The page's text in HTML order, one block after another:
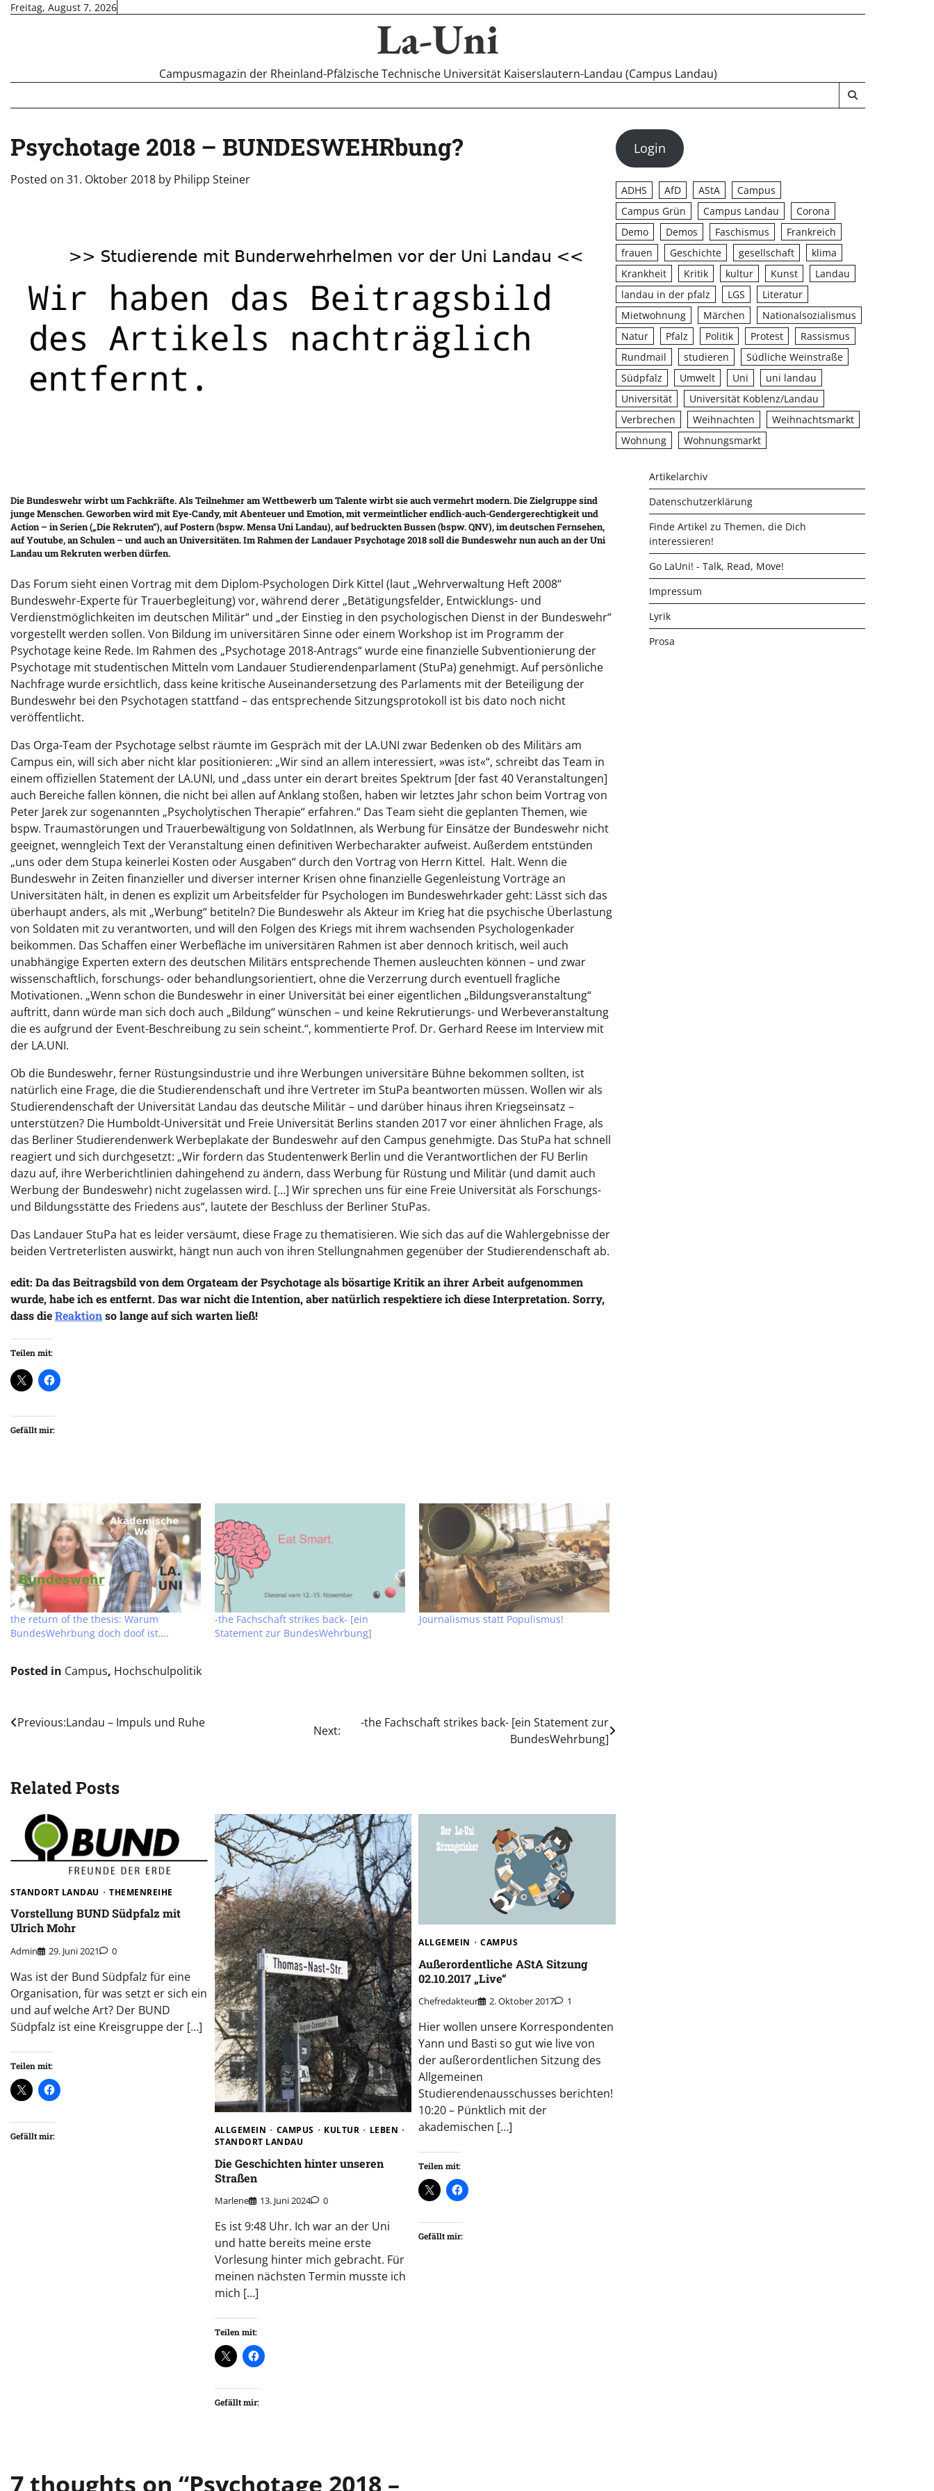
SkipFreitag, August 7, 2026
La-Uni
Campusmagazin der Rheinland-Pfälzische Technische Universität Kaiserslautern-Landau (Campus Landau)
Psychotage 2018 – BUNDESWEHRbung?
Posted on 31. Oktober 2018 by Philipp Steiner
Die Bundeswehr wirbt um Fachkräfte. Als Teilnehmer am Wettbewerb um Talente wirbt sie auch vermehrt modern. Die Zielgruppe sind
junge Menschen. Geworben wird mit Eye-Candy, mit Abenteuer und Emotion, mit vermeintlicher endlich-auch-Gendergerechtigkeit und
Action – in Serien („Die Rekruten“), auf Postern (bspw. Mensa Uni Landau), auf bedruckten Bussen (bspw. QNV), im deutschen Fernsehen,
auf Youtube, an Schulen – und auch an Universitäten. Im Rahmen der Landauer Psychotage 2018 soll die Bundeswehr nun auch an der Uni
Landau um Rekruten werben dürfen.
Das Forum sieht einen Vortrag mit dem Diplom-Psychologen Dirk Kittel (laut „Wehrverwaltung Heft 2008“
Bundeswehr-Experte für Trauerbegleitung) vor, während derer „Betätigungsfelder, Entwicklungs- und
Verdienstmöglichkeiten im deutschen Militär“ und „der Einstieg in den psychologischen Dienst in der Bundeswehr“
vorgestellt werden sollen. Von Bildung im universitären Sinne oder einem Workshop ist im Programm der
Psychotage keine Rede. Im Rahmen des „Psychotage 2018-Antrags“ wurde eine finanzielle Subventionierung der
Psychotage mit studentischen Mitteln vom Landauer Studierendenparlament (StuPa) genehmigt. Auf persönliche
Nachfrage wurde ersichtlich, dass keine kritische Auseinandersetzung des Parlaments mit der Beteiligung der
Bundeswehr bei den Psychotagen stattfand – das entsprechende Sitzungsprotokoll ist bis dato noch nicht
veröffentlicht.
Das Orga-Team der Psychotage selbst räumte im Gespräch mit der LA.UNI zwar Bedenken ob des Militärs am
Campus ein, will sich aber nicht klar positionieren: „Wir sind an allem interessiert, »was ist«“, schreibt das Team in
einem offiziellen Statement der LA.UNI, und „dass unter ein derart breites Spektrum [der fast 40 Veranstaltungen]
auch Bereiche fallen können, die nicht bei allen auf Anklang stoßen, haben wir letztes Jahr schon beim Vortrag von
Peter Jarek zur sogenannten „Psycholytischen Therapie“ erfahren.“ Das Team sieht die geplanten Themen, wie
bspw. Traumastörungen und Trauerbewältigung von SoldatInnen, als Werbung für Einsätze der Bundeswehr nicht
geeignet, wenngleich Text der Veranstaltung einen definitiven Werbecharakter aufweist. Außerdem entstünden
„uns oder dem Stupa keinerlei Kosten oder Ausgaben“ durch den Vortrag von Herrn Kittel. Halt. Wenn die
Bundeswehr in Zeiten finanzieller und diverser interner Krisen ohne finanzielle Gegenleistung Vorträge an
Universitäten hält, in denen es explizit um Arbeitsfelder für Psychologen im Bundeswehrkader geht: Lässt sich das
überhaupt anders, als mit „Werbung“ betiteln? Die Bundeswehr als Akteur im Krieg hat die psychische Überlastung
von Soldaten mit zu verantworten, und will den Folgen des Kriegs mit ihrem wachsenden Psychologenkader
beikommen. Das Schaffen einer Werbefläche im universitären Rahmen ist aber dennoch kritisch, weil auch
unabhängige Experten extern des deutschen Militärs entsprechende Themen ausleuchten können – und zwar
wissenschaftlich, forschungs- oder behandlungsorientiert, ohne die Verzerrung durch eventuell fragliche
Motivationen. „Wenn schon die Bundeswehr in einer Universität bei einer eigentlichen „Bildungsveranstaltung“
auftritt, dann würde man sich doch auch „Bildung“ wünschen – und keine Rekrutierungs- und Werbeveranstaltung
die es aufgrund der Event-Beschreibung zu sein scheint.“, kommentierte Prof. Dr. Gerhard Reese im Interview mit
der LA.UNI.
Ob die Bundeswehr, ferner Rüstungsindustrie und ihre Werbungen universitäre Bühne bekommen sollten, ist
natürlich eine Frage, die die Studierendenschaft und ihre Vertreter im StuPa beantworten müssen. Wollen wir als
Studierendenschaft der Universität Landau das deutsche Militär – und darüber hinaus ihren Kriegseinsatz –
unterstützen? Die Humboldt-Universität und Freie Universität Berlins standen 2017 vor einer ähnlichen Frage, als
das Berliner Studierendenwerk Werbeplakate der Bundeswehr auf den Campus genehmigte. Das StuPa hat schnell
reagiert und sich durchgesetzt: „Wir fordern das Studentenwerk Berlin und die Verantwortlichen der FU Berlin
dazu auf, ihre Werberichtlinien dahingehend zu ändern, dass Werbung für Rüstung und Militär (und damit auch
Werbung der Bundeswehr) nicht zugelassen wird. […] Wir sprechen uns für eine Freie Universität als Forschungs-
und Bildungsstätte des Friedens aus“, lautete der Beschluss der Berliner StuPas.
Das Landauer StuPa hat es leider versäumt, diese Frage zu thematisieren. Wie sich das auf die Wahlergebnisse der
beiden Vertreterlisten auswirkt, hängt nun auch von ihren Stellungnahmen gegenüber der Studierendenschaft ab.
edit: Da das Beitragsbild von dem Orgateam der Psychotage als bösartige Kritik an ihrer Arbeit aufgenommen
wurde, habe ich es entfernt. Das war nicht die Intention, aber natürlich respektiere ich diese Interpretation. Sorry,
dass dieReaktionso lange auf sich warten ließ!
Teilen mit:
Gefällt mir:
the return of the thesis: Warum
BundesWehrbung doch doof ist….
-the Fachschaft strikes back- [ein
Statement zur BundesWehrbung]
Journalismus statt Populismus!
Posted in Campus, Hochschulpolitik
Beitragsnavigation
Previous:Landau – Impuls und Ruhe
Next:
-the Fachschaft strikes back- [ein Statement zur
BundesWehrbung]
Related Posts
STANDORT LANDAU THEMENREIHE
Vorstellung BUND Südpfalz mit
Ulrich Mohr
Admin 29. Juni 2021 0
Was ist der Bund Südpfalz für eine
Organisation, für was setzt er sich ein
und auf welche Art? Der BUND
Südpfalz ist eine Kreisgruppe der […]
Teilen mit:
Gefällt mir: ALLGEMEIN CAMPUS KULTUR
LEBEN
STANDORT LANDAU
Die Geschichten hinter unseren
Straßen
Marlene 13. Juni 2024 0
Es ist 9:48 Uhr. Ich war an der Uni
und hatte bereits meine erste
Vorlesung hinter mich gebracht. Für
meinen nächsten Termin musste ich
mich […]
Teilen mit:
Gefällt mir:
ALLGEMEIN CAMPUS
Außerordentliche AStA Sitzung
02.10.2017 „Live“
Chefredakteur 2. Oktober 2017 1
Hier wollen unsere Korrespondenten
Yann und Basti so gut wie live von
der außerordentlichen Sitzung des
Allgemeinen
Studierendenausschusses berichten!
10:20 – Pünktlich mit der
akademischen […]
Teilen mit:
Gefällt mir:
7 thoughts on “Psychotage 2018 –
Login
ADHS AfD AStA
Campus
Campus Grün
Campus Landau
Corona
Demo
Demos Faschismus
Frankreich
frauen
Geschichte gesellschaft
klima
Krankheit
Kritik kultur Kunst
Landau
landau in der pfalz
LGS
Literatur
Mietwohnung
Märchen
Nationalsozialismus
Natur
Pfalz Politik Protest
Rassismus
Rundmail
studieren
Südliche Weinstraße
Südpfalz
Umwelt Uni
uni landau
Universität
Universität Koblenz/Landau
Verbrechen
Weihnachten
Weihnachtsmarkt
Wohnung
Wohnungsmarkt
Artikelarchiv
Datenschutzerklärung
Finde Artikel zu Themen, die Dich
interessieren!
Go LaUni! - Talk, Read, Move!
Impressum
Lyrik
Prosa